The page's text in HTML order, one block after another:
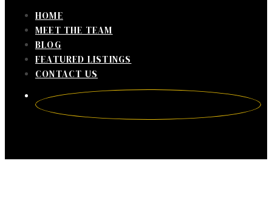
HOME
MEET THE TEAM
BLOG
FEATURED LISTINGS
CONTACT US